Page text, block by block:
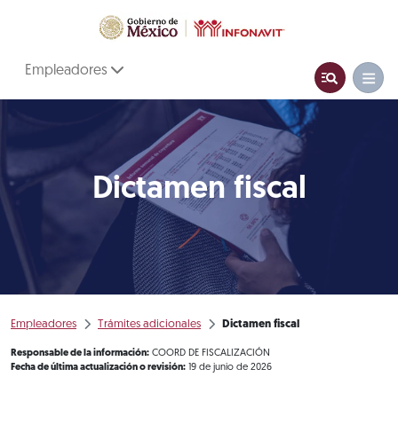
Empleadores
Dictamen fiscal
Empleadores Trámites adicionales Dictamen fiscal
Responsable de la información: COORD DE FISCALIZACIÓN
Fecha de última actualización o revisión: 19 de junio de 2026